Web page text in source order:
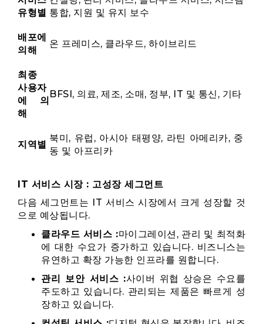
유형별 통합, 지원 및 유지 보수
배포에
의해
온 프레미스, 클라우드, 하이브리드
최종
사용자
에 의
해
BFSI, 의료, 제조, 소매, 정부, IT 및 통신, 기타
지역별
북미, 유럽, 아시아 태평양, 라틴 아메리카, 중
동 및 아프리카
IT 서비스 시장 : 고성장 세그먼트
다음 세그먼트는 IT 서비스 시장에서 크게 성장할 것
으로 예상됩니다.
클라우드 서비스 :마이그레이션, 관리 및 최적화
에 대한 수요가 증가하고 있습니다. 비즈니스는
유연하고 확장 가능한 인프라를 원합니다.
관리 보안 서비스 :사이버 위협 상승은 수요를
주도하고 있습니다. 관리되는 제품은 빠르게 성
장하고 있습니다.